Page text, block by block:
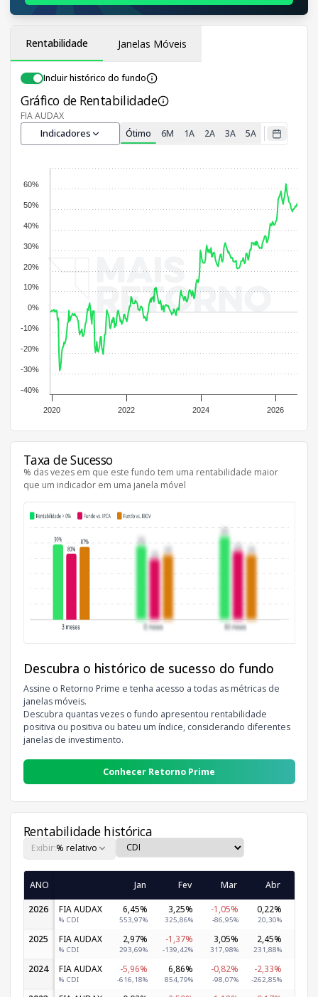
Rentabilidade Janelas Móveis
Incluir histórico do fundo
Gráfico de Rentabilidade
FIA AUDAX
Indicadores Ótimo 6M 1A 2A 3A 5A
2020 2022 2024 2026
-40%
-30%
-20%
-10%
0%
10%
20%
30%
40%
50%
60%
Taxa de Sucesso
% das vezes em que este fundo tem uma rentabilidade maior
que um indicador em uma janela móvel
Descubra o histórico de sucesso do fundo
Assine o Retorno Prime e tenha acesso a todas as métricas de
janelas móveis.
Descubra quantas vezes o fundo apresentou rentabilidade
positiva ou positiva ou bateu um índice, considerando diferentes
janelas de investimento.
Conhecer Retorno Prime
Rentabilidade histórica
Exibir:% relativo
ANO Jan Fev Mar Abr
2026
FIA AUDAX
% CDI
6,45%
553,97%
3,25%
325,86%
-1,05%
-86,95%
0,22%
20,30%
2025 FIA AUDAX
% CDI
2,97%
293,69%
-1,37%
-139,42%
3,05%
317,98%
2,45%
231,88%
2024 FIA AUDAX
% CDI
-5,96%
-616,18%
6,86%
854,79%
-0,82%
-98,07%
-2,33%
-262,85%